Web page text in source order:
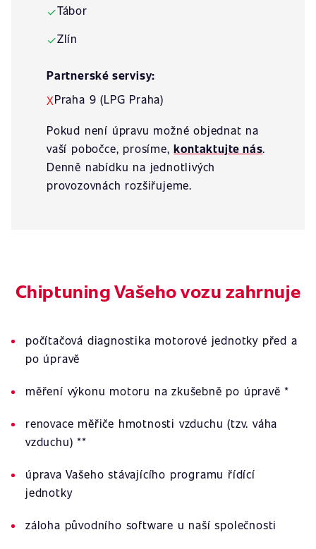
✓Tábor
✓Zlín
Partnerské servisy:
XPraha 9 (LPG Praha)
Pokud není úpravu možné objednat na
vaší pobočce, prosíme,kontaktujte nás.
Denně nabídku na jednotlivých
provozovnách rozšiřujeme.
Chiptuning Vašeho vozu zahrnuje
počítačová diagnostika motorové jednotky před a
po úpravě
měření výkonu motoru na zkušebně po úpravě *
renovace měřiče hmotnosti vzduchu (tzv. váha
vzduchu) **
úprava Vašeho stávajícího programu řídící
jednotky
záloha původního software u naší společnosti